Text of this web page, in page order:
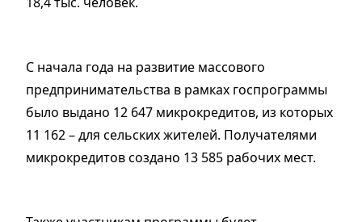
С начала года на развитие массового
предпринимательства в рамках госпрограммы
было выдано 12 647 микрокредитов, из которых
11 162 – для сельских жителей. Получателями
микрокредитов создано 13 585 рабочих мест.